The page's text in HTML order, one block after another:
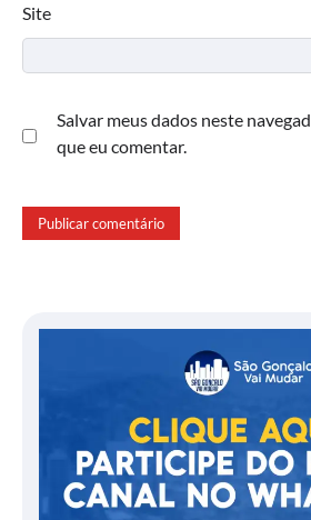
Site
Salvar meus dados neste
que eu comentar.